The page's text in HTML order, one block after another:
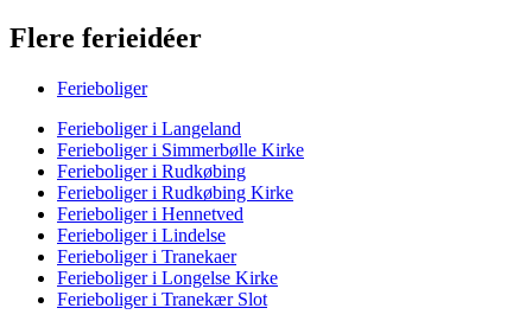
Flere ferieidéer
Ferieboliger
Ferieboliger i Langeland
Ferieboliger i Simmerbølle Kirke
Ferieboliger i Rudkøbing
Ferieboliger i Rudkøbing Kirke
Ferieboliger i Hennetved
Ferieboliger i Lindelse
Ferieboliger i Tranekaer
Ferieboliger i Longelse Kirke
Ferieboliger i Tranekær Slot